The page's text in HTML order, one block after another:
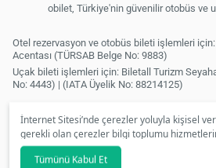
İnternet Sitesi’nde çerezler yoluyla kişisel
gerekli olan çerezler bilgi toplumu
kullanılmaktadır. Tercihleriniz doğrultusunda
kişiselleştirilmiş çerezleri ve özel
Tümünü Kabul Et
obilet, Türkiye'nin güvenilir otobüs ve
Otel rezervasyon ve otobüs bileti işlemleri
Acentası (TÜRSAB Belge No: 9883)
Uçak bileti işlemleri için: Biletall Turizm
No: 4443) | (IATA Üyelik No: 88214125)